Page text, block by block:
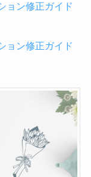
ョン修正ガイド
ョン修正ガイド